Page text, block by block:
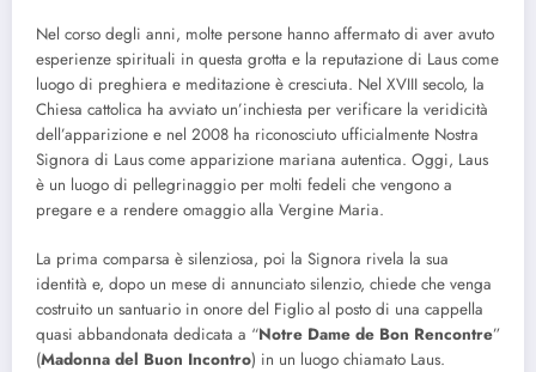
Nel corso degli anni, molte persone hanno affermato di aver avuto
esperienze spirituali in questa grotta e la reputazione di Laus come
luogo di preghiera e meditazione è cresciuta. Nel XVIII secolo, la
Chiesa cattolica ha avviato un’inchiesta per verificare la veridicità
dell’apparizione e nel 2008 ha riconosciuto ufficialmente Nostra
Signora di Laus come apparizione mariana autentica. Oggi, Laus
è un luogo di pellegrinaggio per molti fedeli che vengono a
pregare e a rendere omaggio alla Vergine Maria.
La prima comparsa è silenziosa, poi la Signora rivela la sua
identità e, dopo un mese di annunciato silenzio, chiede che venga
costruito un santuario in onore del Figlio al posto di una cappella
quasi abbandonata dedicata a “Notre Dame de Bon Rencontre”
(Madonna del Buon Incontro) in un luogo chiamato Laus.